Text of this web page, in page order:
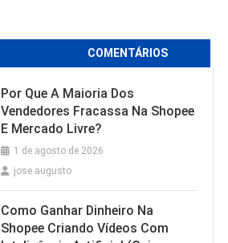
COMENTÁRIOS
Por Que A Maioria Dos
Vendedores Fracassa Na Shopee
E Mercado Livre?
1 de agosto de 2026
jose augusto
Como Ganhar Dinheiro Na
Shopee Criando Vídeos Com